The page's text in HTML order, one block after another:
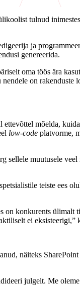
tulnud
ja
genereerida.
oma töös ära
on rakenduste
mõelda,
low-code platvorme,
sellele muutusele veel
teiste ees
on konkurents ülimalt
ei
näiteks
julgelt. Me